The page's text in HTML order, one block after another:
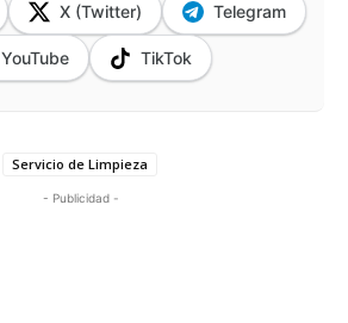
X (Twitter) Telegram
YouTube TikTok
Servicio de Limpieza
- Publicidad -